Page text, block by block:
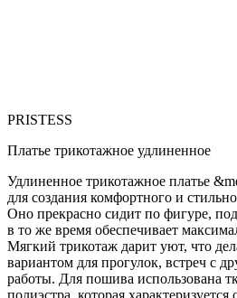
PRISTESS
Платье трикотажное удлиненное
Удлиненное трикотажное платье
для создания комфортного и
Оно прекрасно сидит по фигуре,
в то же время обеспечивает
Мягкий трикотаж дарит уют, что
вариантом для прогулок, встреч с
работы. Для пошива использована
полиэстра, которая